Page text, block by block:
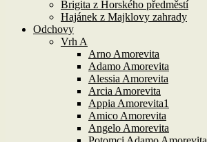
Brigita z Horského předměstí
Hajánek z Majklovy zahrady
Odchovy
Vrh A
Arno Amorevita
Adamo Amorevita
Alessia Amorevita
Arcia Amorevita
Appia Amorevita1
Amico Amorevita
Angelo Amorevita